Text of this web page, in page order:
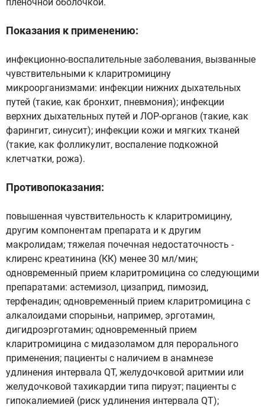
Показания к применению:
инфекционно-воспалительные заболевания, вызванные
чувствительными к кларитромицину
микроорганизмами: инфекции нижних дыхательных
путей (такие, как бронхит, пневмония); инфекции
верхних дыхательных путей и ЛОР-органов (такие, как
фарингит, синусит); инфекции кожи и мягких тканей
(такие, как фолликулит, воспаление подкожной
клетчатки, рожа).
Противопоказания:
повышенная чувствительность к кларитромицину,
другим компонентам препарата и к другим
макролидам; тяжелая почечная недостаточность -
клиренс креатинина (КК) менее 30 мл/мин;
одновременный прием кларитромицина со следующими
препаратами: астемизол, цизаприд, пимозид,
терфенадин; одновременный прием кларитромицина с
алкалоидами спорыньи, например, эрготамин,
дигидроэрготамин; одновременный прием
кларитромицина с мидазоламом для перорального
применения; пациенты с наличием в анамнезе
удлинения интервала QT, желудочковой аритмии или
желудочковой тахикардии типа пируэт; пациенты с
гипокалиемией (риск удлинения интервала QT);